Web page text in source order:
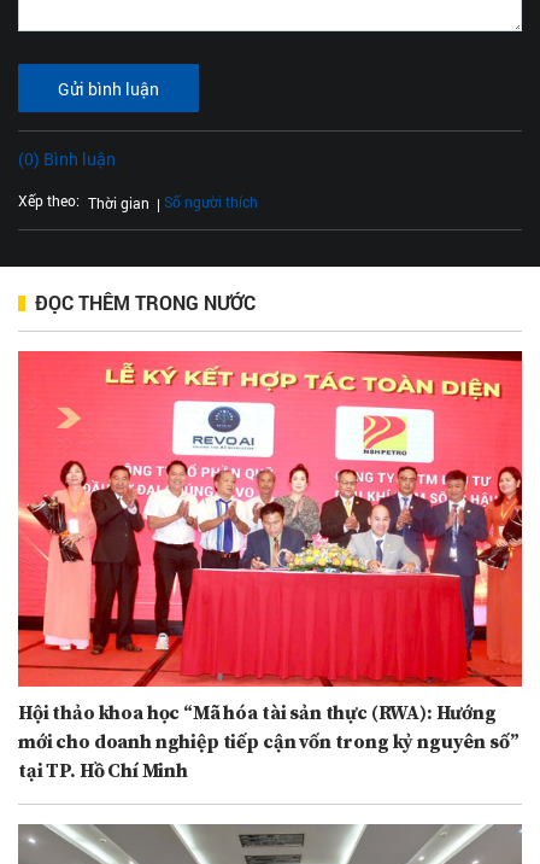
Gửi bình luận
(0) Bình luận
Xếp theo: Thời gian Số người thích
ĐỌC THÊM TRONG NƯỚC
Hội thảo khoa học “Mã hóa tài sản thực (RWA): Hướng
mới cho doanh nghiệp tiếp cận vốn trong kỷ nguyên số”
tại TP. Hồ Chí Minh